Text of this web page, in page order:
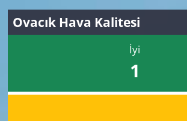
Ovacık Hava Kalitesi
İyi
1